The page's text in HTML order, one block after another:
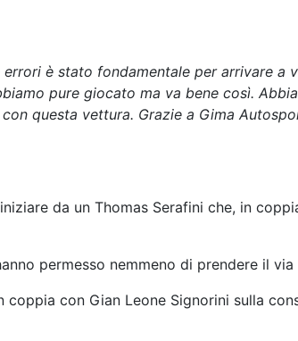
è stato fondamentale per arrivare a
pure giocato ma va bene così.
questa vettura. Grazie a Gima
da un Thomas Serafini che, in
permesso nemmeno di prendere il
con Gian Leone Signorini sulla